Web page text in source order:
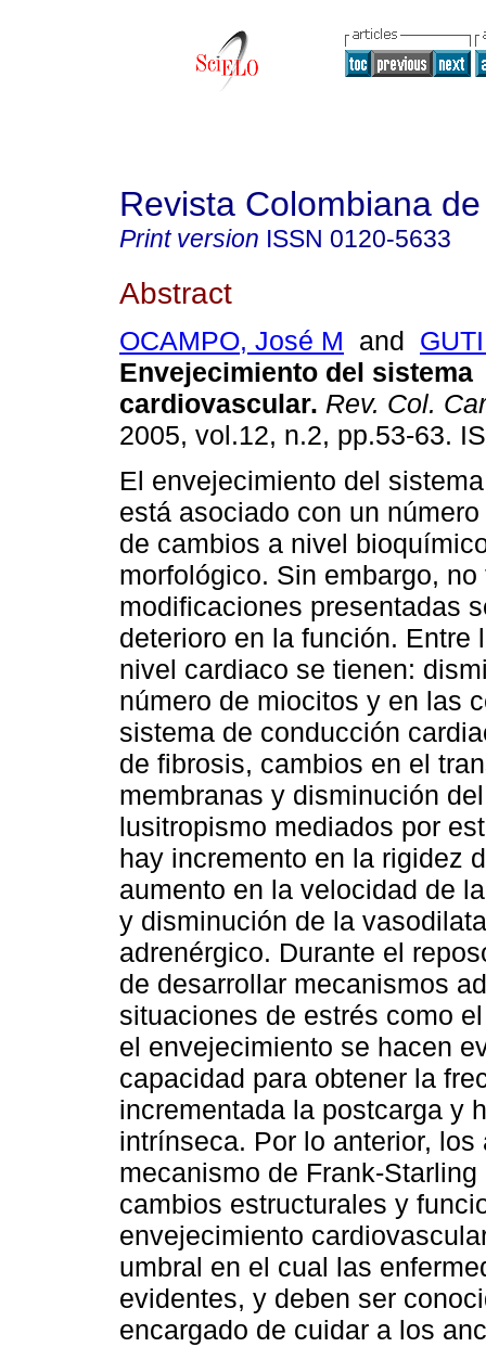
Revista Colombiana
Print version ISSN 0120-5633
Abstract
OCAMPO, José M and
Envejecimiento del sistema
cardiovascular. Rev. Col.
2005, vol.12, n.2, pp.53-63.
El envejecimiento del
está asociado con un
de cambios a nivel
morfológico. Sin embargo,
modificaciones presentadas
deterioro en la función. Entre
nivel cardiaco se tienen:
número de miocitos y en las
sistema de conducción
de fibrosis, cambios en el
membranas y disminución
lusitropismo mediados por
hay incremento en la rigidez
aumento en la velocidad de
y disminución de la
adrenérgico. Durante el
de desarrollar mecanismos
situaciones de estrés como
el envejecimiento se hacen
capacidad para obtener la
incrementada la postcarga y
intrínseca. Por lo anterior,
mecanismo de Frank-
cambios estructurales y
envejecimiento
umbral en el cual las
evidentes, y deben ser
encargado de cuidar a los